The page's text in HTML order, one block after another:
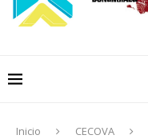
Inicio CECOVA